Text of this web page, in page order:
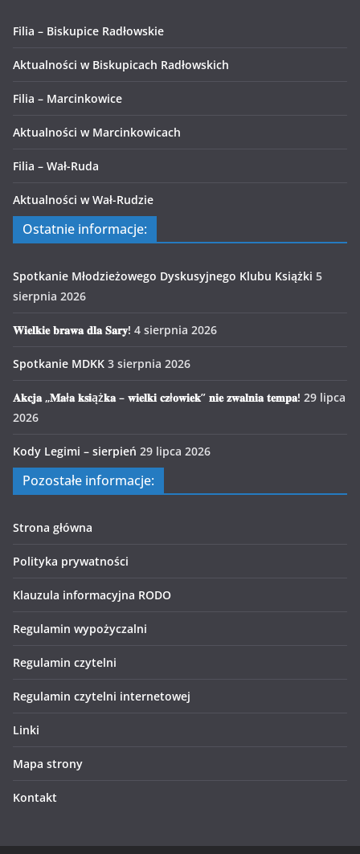
Filia – Biskupice Radłowskie
Aktualności w Biskupicach Radłowskich
Filia – Marcinkowice
Aktualności w Marcinkowicach
Filia – Wał-Ruda
Aktualności w Wał-Rudzie
Ostatnie informacje:
Spotkanie Młodzieżowego Dyskusyjnego Klubu Książki 5
sierpnia 2026
𝐖𝐢𝐞𝐥𝐤𝐢𝐞 𝐛𝐫𝐚𝐰𝐚 𝐝𝐥𝐚 𝐒𝐚𝐫𝐲! 4 sierpnia 2026
Spotkanie MDKK 3 sierpnia 2026
𝐀𝐤𝐜𝐣𝐚 „𝐌𝐚ł𝐚 𝐤𝐬𝐢ąż𝐤𝐚 – 𝐰𝐢𝐞𝐥𝐤𝐢 𝐜𝐳ł𝐨𝐰𝐢𝐞𝐤” 𝐧𝐢𝐞 𝐳𝐰𝐚𝐥𝐧𝐢𝐚 𝐭𝐞𝐦𝐩𝐚! 29 lipca
2026
Kody Legimi – sierpień 29 lipca 2026
Pozostałe informacje:
Strona główna
Polityka prywatności
Klauzula informacyjna RODO
Regulamin wypożyczalni
Regulamin czytelni
Regulamin czytelni internetowej
Linki
Mapa strony
Kontakt